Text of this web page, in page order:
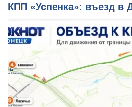
КПП «Успенка»: въезд в